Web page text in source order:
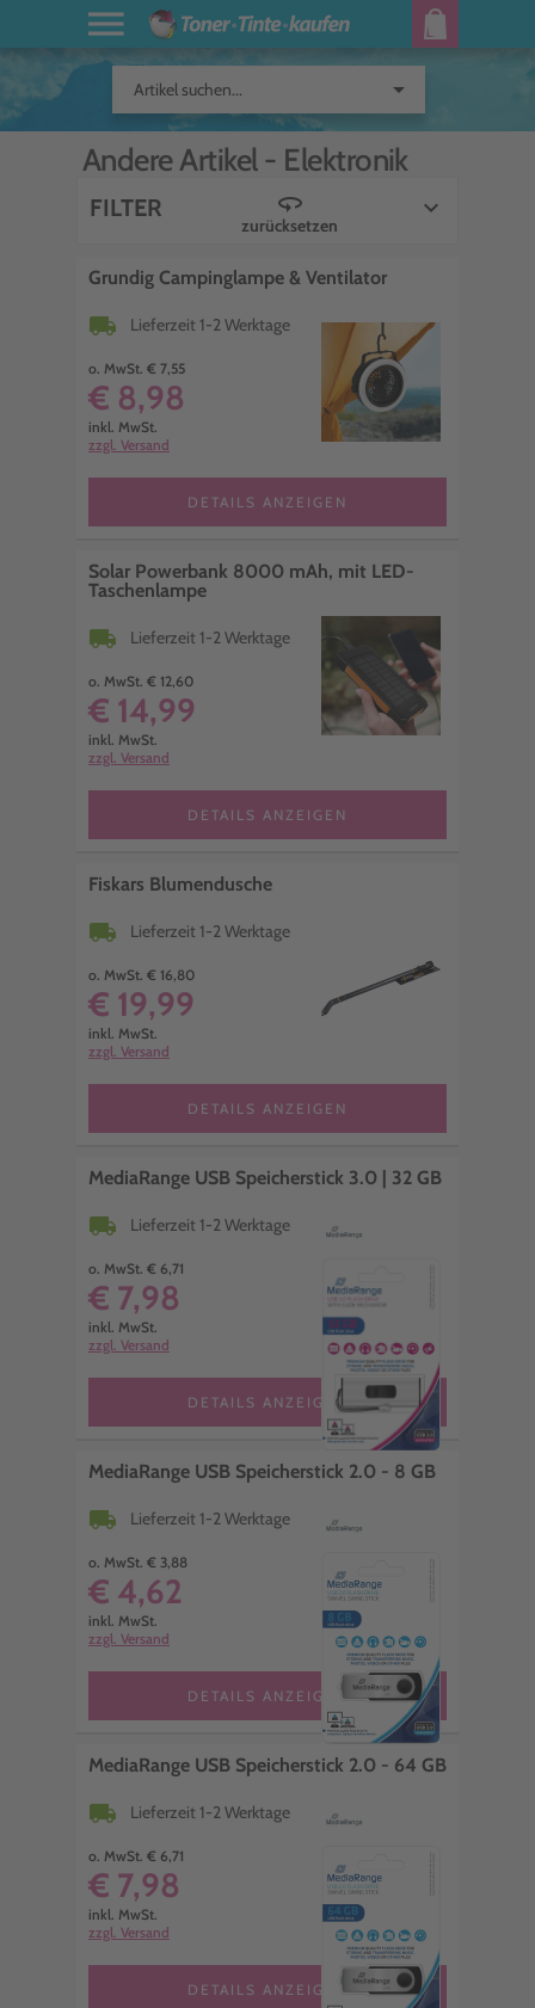
Artikel suchen... arrow_drop_down
Andere Artikel - Elektronik
FILTER 360
zurücksetzen
keyboard_arrow_down
Grundig Campinglampe & Ventilator
local_shipping Lieferzeit 1-2 Werktage
o. MwSt. € 7,55
€ 8,98
inkl. MwSt.
zzgl. Versand
DETAILS ANZEIGEN
Solar Powerbank 8000 mAh, mit LED-
Taschenlampe
local_shipping Lieferzeit 1-2 Werktage
o. MwSt. € 12,60
€ 14,99
inkl. MwSt.
zzgl. Versand
DETAILS ANZEIGEN
Fiskars Blumendusche
local_shipping Lieferzeit 1-2 Werktage
o. MwSt. € 16,80
€ 19,99
inkl. MwSt.
zzgl. Versand
DETAILS ANZEIGEN
MediaRange USB Speicherstick 3.0 | 32 GB
local_shipping Lieferzeit 1-2 Werktage
o. MwSt. € 6,71
€ 7,98
inkl. MwSt.
zzgl. Versand
DETAILS ANZEIGEN
MediaRange USB Speicherstick 2.0 - 8 GB
local_shipping Lieferzeit 1-2 Werktage
o. MwSt. € 3,88
€ 4,62
inkl. MwSt.
zzgl. Versand
DETAILS ANZEIGEN
MediaRange USB Speicherstick 2.0 - 64 GB
local_shipping Lieferzeit 1-2 Werktage
o. MwSt. € 6,71
€ 7,98
inkl. MwSt.
zzgl. Versand
DETAILS ANZEIGEN